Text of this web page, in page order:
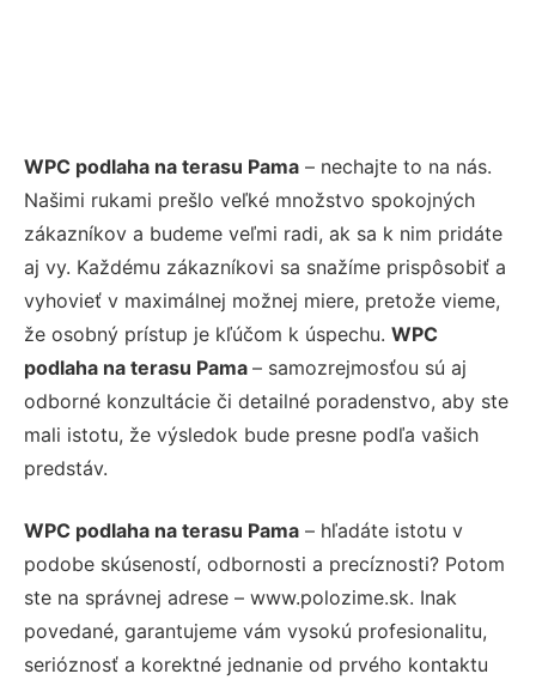
WPC podlaha na terasu Pama – nechajte to na nás.
Našimi rukami prešlo veľké množstvo spokojných
zákazníkov a budeme veľmi radi, ak sa k nim pridáte
aj vy. Každému zákazníkovi sa snažíme prispôsobiť a
vyhovieť v maximálnej možnej miere, pretože vieme,
že osobný prístup je kľúčom k úspechu. WPC
podlaha na terasu Pama – samozrejmosťou sú aj
odborné konzultácie či detailné poradenstvo, aby ste
mali istotu, že výsledok bude presne podľa vašich
predstáv.
WPC podlaha na terasu Pama – hľadáte istotu v
podobe skúseností, odbornosti a precíznosti? Potom
ste na správnej adrese – www.polozime.sk. Inak
povedané, garantujeme vám vysokú profesionalitu,
serióznosť a korektné jednanie od prvého kontaktu